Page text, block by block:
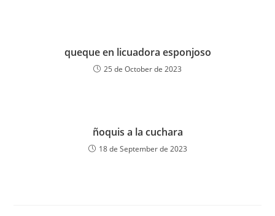
queque en licuadora esponjoso
25 de October de 2023
ñoquis a la cuchara
18 de September de 2023